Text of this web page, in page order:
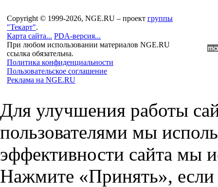
Copyright © 1999-2026, NGE.RU – проект группы
"Текарт".
Карта сайта... PDA-версия...
При любом использовании материалов NGE.RU
ссылка обязательна.
Политика конфиденциальности
Пользовательское соглашение
Реклама на NGE.RU
Для улучшения работы
пользователями мы
эффективности сайта мы
Нажмите «Принять», если